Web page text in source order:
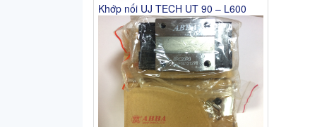
Khớp nối UJ TECH UT 90 – L600